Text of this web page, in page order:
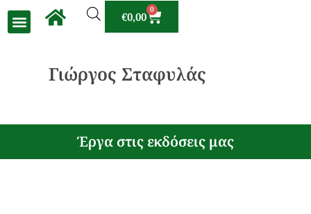
€0,00
0
Γιώργος Σταφυλάς
Έργα στις εκδόσεις μας